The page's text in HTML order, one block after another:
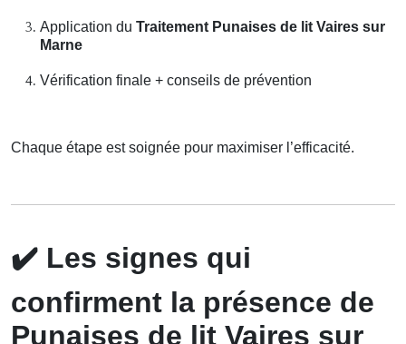
Application du Traitement Punaises de lit Vaires sur
Marne
Vérification finale + conseils de prévention
Chaque étape est soignée pour maximiser l’efficacité.
✔️ Les signes qui
confirment la présence de
Punaises de lit Vaires sur